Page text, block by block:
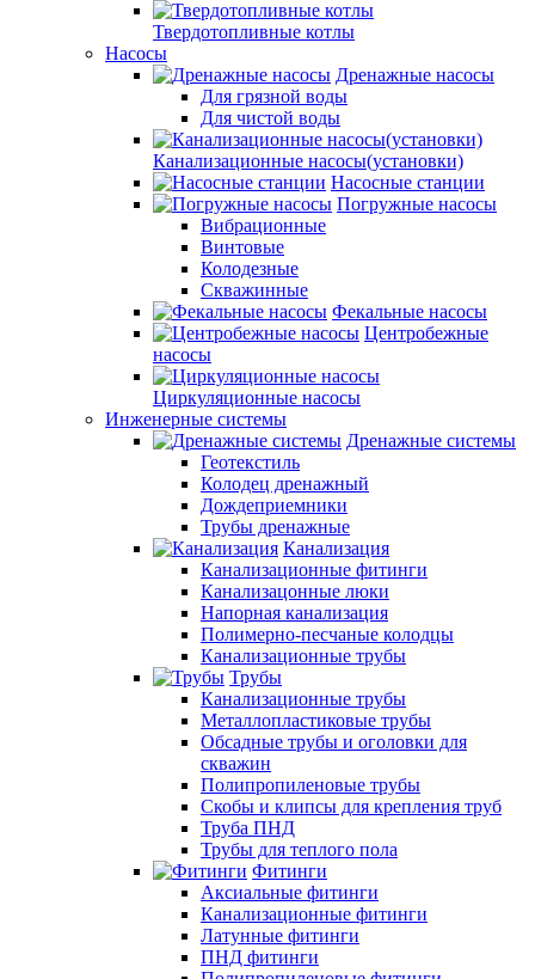
Твердотопливные котлы
Насосы
Дренажные насосы
Для грязной воды
Для чистой воды
Канализационные насосы(установки)
Насосные станции
Погружные насосы
Вибрационные
Винтовые
Колодезные
Скважинные
Фекальные насосы
Центробежные
насосы
Циркуляционные насосы
Инженерные системы
Дренажные системы
Геотекстиль
Колодец дренажный
Дождеприемники
Трубы дренажные
Канализация
Канализационные фитинги
Канализацонные люки
Напорная канализация
Полимерно-песчаные колодцы
Канализационные трубы
Трубы
Канализационные трубы
Металлопластиковые трубы
Обсадные трубы и оголовки для
скважин
Полипропиленовые трубы
Скобы и клипсы для крепления труб
Труба ПНД
Трубы для теплого пола
Фитинги
Аксиальные фитинги
Канализационные фитинги
Латунные фитинги
ПНД фитинги